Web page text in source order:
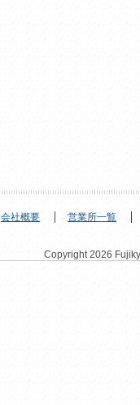
会社概要 営業所一覧
Copyright2026